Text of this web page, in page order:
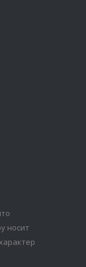
носит